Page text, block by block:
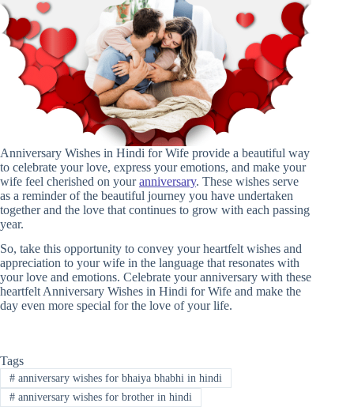
Anniversary Wishes in Hindi for Wife provide a beautiful way
to celebrate your love, express your emotions, and make your
wife feel cherished on youranniversary. These wishes serve
as a reminder of the beautiful journey you have undertaken
together and the love that continues to grow with each passing
year.
So, take this opportunity to convey your heartfelt wishes and
appreciation to your wife in the language that resonates with
your love and emotions. Celebrate your anniversary with these
heartfelt Anniversary Wishes in Hindi for Wife and make the
day even more special for the love of your life.
Tags
#anniversary wishes for bhaiya bhabhi in hindi
#anniversary wishes for brother in hindi